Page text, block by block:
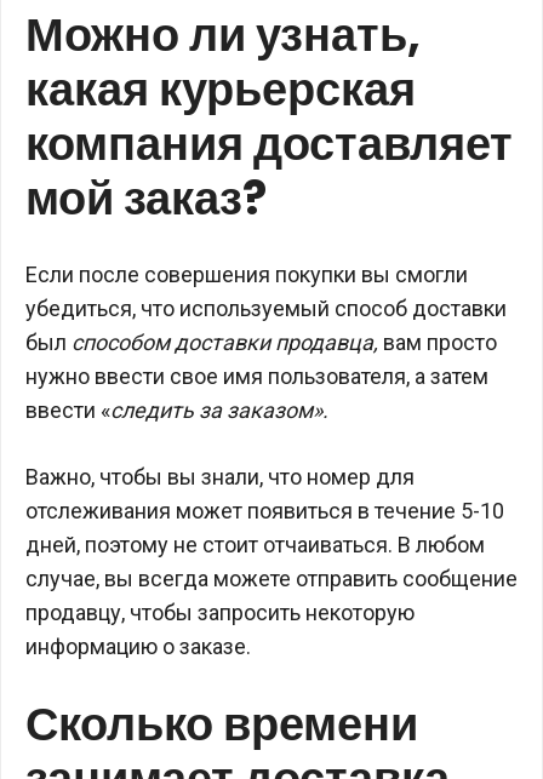
Можно ли узнать,
какая курьерская
компания доставляет
мой заказ?
Если после совершения покупки вы смогли
убедиться, что используемый способ доставки
был способом доставки продавца, вам просто
нужно ввести свое имя пользователя, а затем
ввести «следить за заказом».
Важно, чтобы вы знали, что номер для
отслеживания может появиться в течение 5-10
дней, поэтому не стоит отчаиваться. В любом
случае, вы всегда можете отправить сообщение
продавцу, чтобы запросить некоторую
информацию о заказе.
Сколько времени